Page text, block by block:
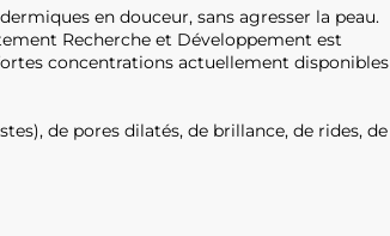
en douceur, sans agresser la peau.
Recherche et Développement est
concentrations actuellement disponibles
de pores dilatés, de brillance, de rides, de